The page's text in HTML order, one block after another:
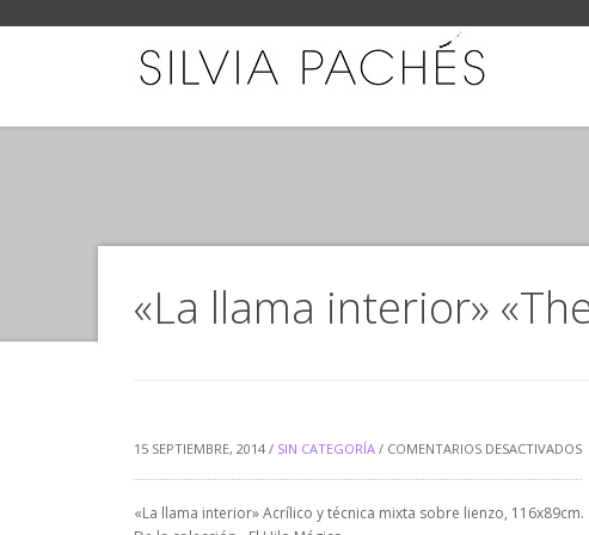
«La llama interior»
15 SEPTIEMBRE, 2014 / SIN CATEGORÍA / COMENTARIOS DESACTIVADOSEN
«La llama interior» Acrílico y técnica mixta sobre lienzo, 116x89cm.